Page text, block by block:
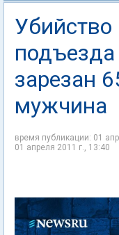
Убийство
зарезан
мужчина
время публикации: 01
01 апреля 2011 г., 13:40